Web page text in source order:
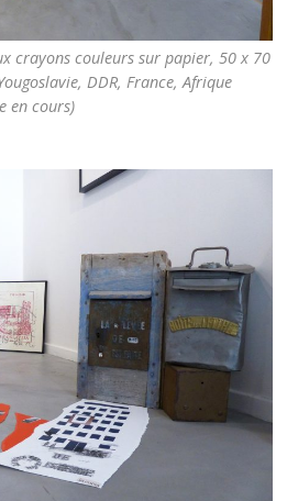
crayons couleurs sur papier, 50 x 70
DDR, France, Afrique
en cours)